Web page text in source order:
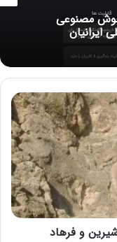
و فرهاد